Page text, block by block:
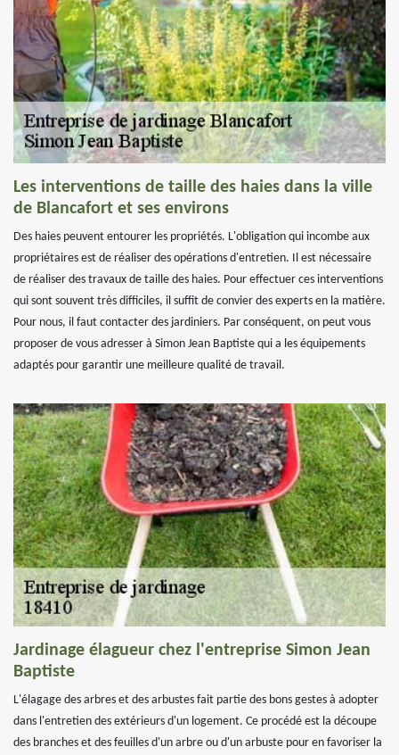
Les interventions de taille des haies dans la ville
de Blancafort et ses environs
Des haies peuvent entourer les propriétés. L'obligation qui incombe aux
propriétaires est de réaliser des opérations d'entretien. Il est nécessaire
de réaliser des travaux de taille des haies. Pour effectuer ces interventions
qui sont souvent très difficiles, il suffit de convier des experts en la matière.
Pour nous, il faut contacter des jardiniers. Par conséquent, on peut vous
proposer de vous adresser à Simon Jean Baptiste qui a les équipements
adaptés pour garantir une meilleure qualité de travail.
Jardinage élagueur chez l'entreprise Simon Jean
Baptiste
L'élagage des arbres et des arbustes fait partie des bons gestes à adopter
dans l'entretien des extérieurs d'un logement. Ce procédé est la découpe
des branches et des feuilles d'un arbre ou d'un arbuste pour en favoriser la